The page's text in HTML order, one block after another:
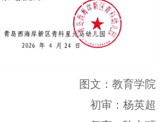
图文 ：教育学院
初审 ：杨英超